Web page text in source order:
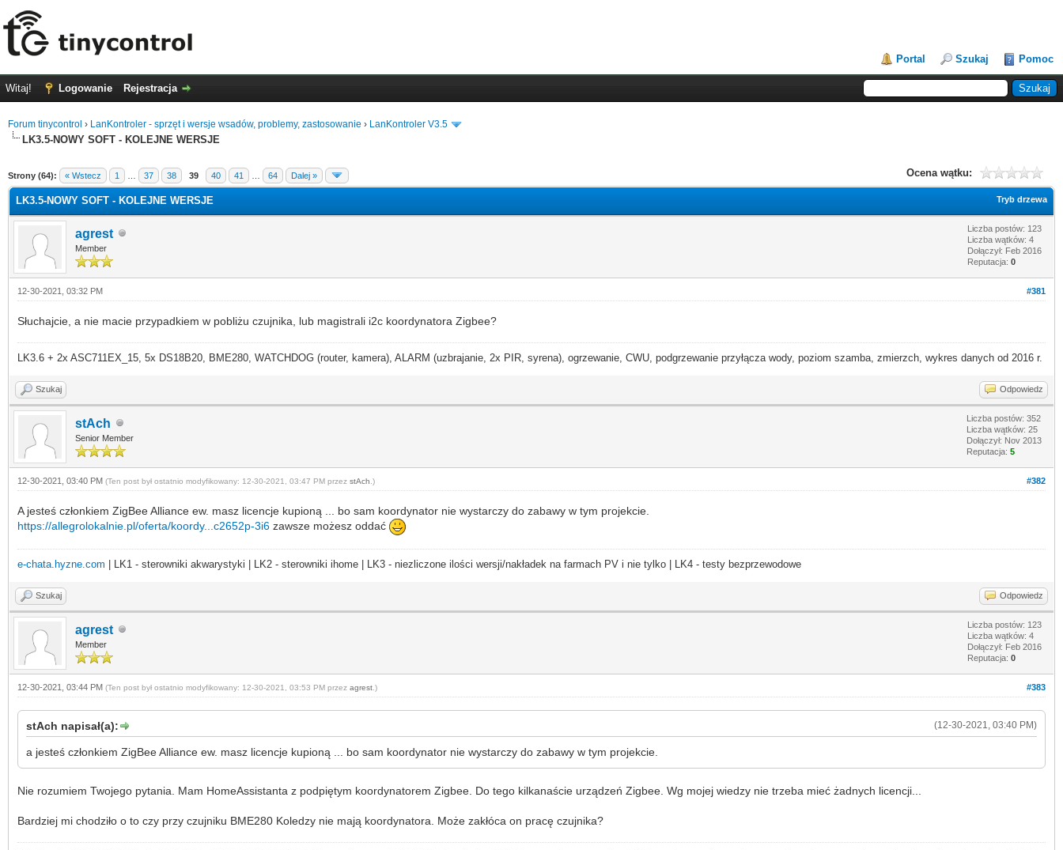
Portal Szukaj Pomoc
Witaj! Logowanie Rejestracja
Forum tinycontrol › LanKontroler - sprzęt i wersje wsadów, problemy, zastosowanie › LanKontroler V3.5
LK3.5-NOWY SOFT - KOLEJNE WERSJE
Strony (64): « Wstecz 1 37 38 39 40 41 64 Dalej » Ocena wątku:
0 głosów - średnia: 0
1
2
3
4
5
Tryb drzewa
LK3.5-NOWY SOFT - KOLEJNE WERSJE
agrest
Member
Liczba postów: 123
Liczba wątków: 4
Dołączył: Feb 2016
Reputacja: 0
#381
12-30-2021, 03:32 PM
Słuchajcie, a nie macie przypadkiem w pobliżu czujnika, lub magistrali i2c koordynatora Zigbee?
LK3.6 + 2x ASC711EX_15, 5x DS18B20, BME280, WATCHDOG (router, kamera), ALARM (uzbrajanie, 2x PIR, syrena), ogrzewanie, CWU, podgrzewanie przyłącza wody, poziom szamba, zmierzch, wykres danych od 2016 r.
Szukaj Odpowiedz
stAch
Senior Member
Liczba postów: 352
Liczba wątków: 25
Dołączył: Nov 2013
Reputacja: 5
#382
12-30-2021, 03:40 PM (Ten post był ostatnio modyfikowany: 12-30-2021, 03:47 PM przez stAch .)
A jesteś członkiem ZigBee Alliance ew. masz licencje kupioną ... bo sam koordynator nie wystarczy do zabawy w tym projekcie.
https://allegrolokalnie.pl/oferta/koordy...c2652p-3i6 zawsze możesz oddać
e-chata.hyzne.com | LK1 - sterowniki akwarystyki | LK2 - sterowniki ihome | LK3 - niezliczone ilości wersji/nakładek na farmach PV i nie tylko | LK4 - testy bezprzewodowe
Szukaj Odpowiedz
agrest
Member
Liczba postów: 123
Liczba wątków: 4
Dołączył: Feb 2016
Reputacja: 0
#383
12-30-2021, 03:44 PM (Ten post był ostatnio modyfikowany: 12-30-2021, 03:53 PM przez agrest .)
(12-30-2021, 03:40 PM)
stAch napisał(a):
a jesteś członkiem ZigBee Alliance ew. masz licencje kupioną ... bo sam koordynator nie wystarczy do zabawy w tym projekcie.
Nie rozumiem Twojego pytania. Mam HomeAssistanta z podpiętym koordynatorem Zigbee. Do tego kilkanaście urządzeń Zigbee. Wg mojej wiedzy nie trzeba mieć żadnych licencji...
Bardziej mi chodziło o to czy przy czujniku BME280 Koledzy nie mają koordynatora. Może zakłóca on pracę czujnika?